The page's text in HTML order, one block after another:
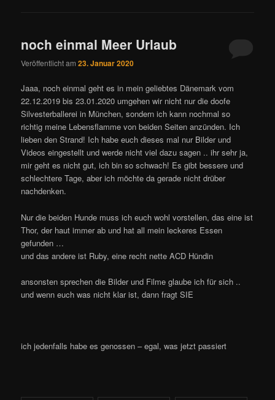
noch einmal Meer Urlaub
Veröffentlicht am23. Januar 2020
Jaaa, noch einmal geht es in mein geliebtes Dänemark vom
22.12.2019 bis 23.01.2020 umgehen wir nicht nur die doofe
Silvesterballerei in München, sondern ich kann nochmal so
richtig meine Lebensflamme von beiden Seiten anzünden. Ich
lieben den Strand! Ich habe euch dieses mal nur Bilder und
Videos eingestellt und werde nicht viel dazu sagen .. ihr sehr ja,
mir geht es nicht gut, ich bin so schwach! Es gibt bessere und
schlechtere Tage, aber ich möchte da gerade nicht drüber
nachdenken.
Nur die beiden Hunde muss ich euch wohl vorstellen, das eine ist
Thor, der haut immer ab und hat all mein leckeres Essen
gefunden …
und das andere ist Ruby, eine recht nette ACD Hündin
ansonsten sprechen die Bilder und Filme glaube ich für sich ..
und wenn euch was nicht klar ist, dann fragt SIE
ich jedenfalls habe es genossen – egal, was jetzt passiert